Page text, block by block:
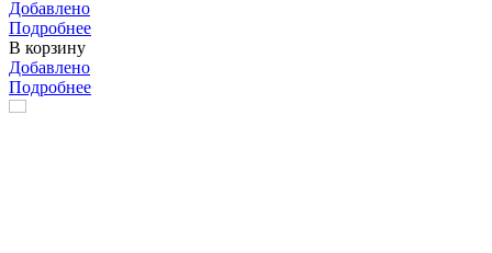
Добавлено
Подробнее
В корзину
Добавлено
Подробнее